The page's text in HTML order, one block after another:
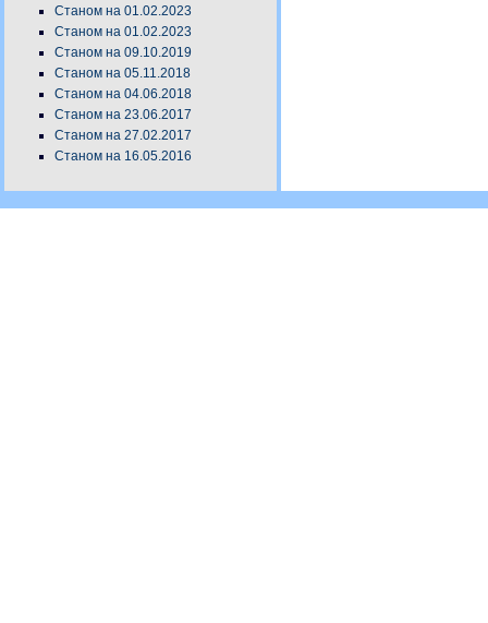
Станом на 01.02.2023
Станом на 01.02.2023
Станом на 09.10.2019
Станом на 05.11.2018
Станом на 04.06.2018
Станом на 23.06.2017
Станом на 27.02.2017
Станом на 16.05.2016